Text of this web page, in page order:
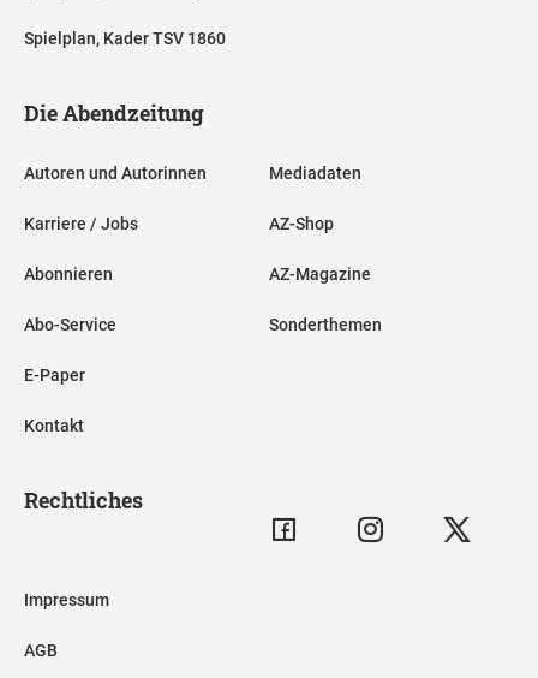
Spielplan, Kader TSV 1860
Die Abendzeitung
Autoren und Autorinnen
Karriere / Jobs
Abonnieren
Abo-Service
E-Paper
Kontakt
Mediadaten
AZ-Shop
AZ-Magazine
Sonderthemen
Rechtliches
Impressum
AGB